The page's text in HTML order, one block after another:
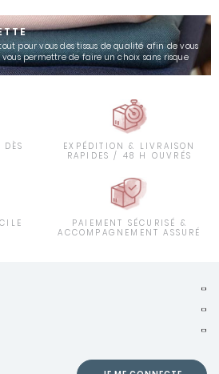
pour vous des tissus de qualité afin de vous
permettre de faire un choix sans risque
EXPÉDITION & LIVRAISON
RAPIDES / 48 H OUVRÉS
PAIEMENT SÉCURISÉ &
ACCOMPAGNEMENT ASSURÉ